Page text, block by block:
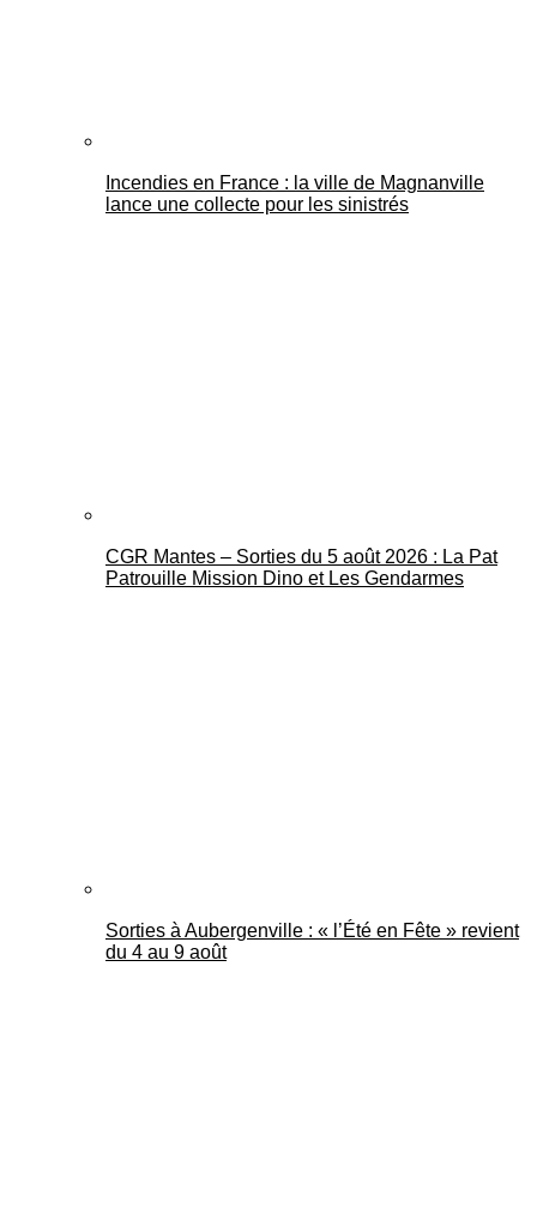
Mantes Actu
Incendies en France : la ville de Magnanville
lance une collecte pour les sinistrés
CGR Mantes – Sorties du 5 août 2026 : La Pat
Patrouille Mission Dino et Les Gendarmes
Sorties à Aubergenville : « l’Été en Fête » revient
du 4 au 9 août